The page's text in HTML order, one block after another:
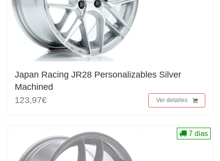
Japan Racing JR28 Personalizables Silver
Machined
123,97€
Ver detalles
7 días